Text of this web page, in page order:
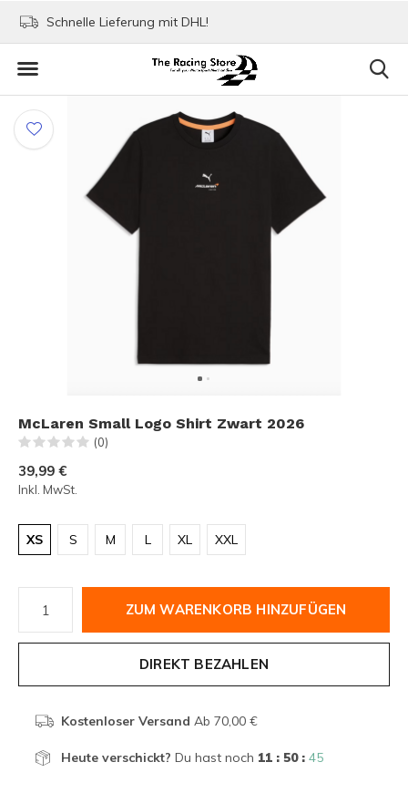
Schnelle Lieferung mit DHL!
McLaren Small Logo Shirt Zwart 2026
(0)
39,99 €
Inkl. MwSt.
XS S M L XL XXL
ZUM WARENKORB HINZUFÜGEN
DIREKT BEZAHLEN
Kostenloser Versand Ab 70,00 €
Heute verschickt? Du hast noch 11 : 50 : 45